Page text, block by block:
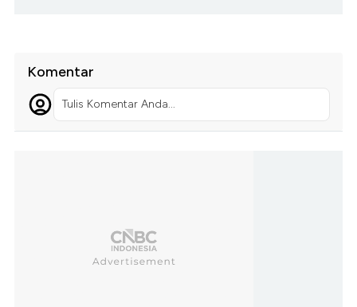
Komentar
Tulis Komentar Anda...